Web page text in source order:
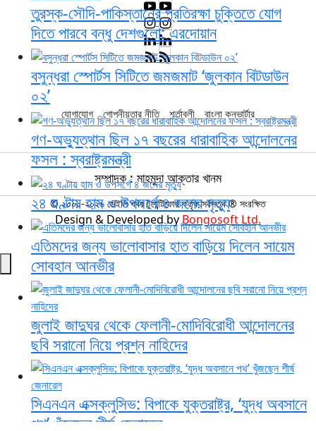
তুরস্ক-সৌদি-পাকিস্তানের প্রতিরক্ষা চুক্তিতে যোগ
দিতে পারবে বন্ধু দেশগুলো: এরদোয়ান
বসুন্ধরা স্পোর্টস সিটিতে জমজমাট ‘জুলকান বিটডাউন
০২’
গণ-অভ্যুত্থান ছিল ১৭ বছরের ধারাবাহিক আন্দোলনের
ফসল : স্বরাষ্ট্রমন্ত্রী
২৪ ঘণ্টায় হাম ও উপসর্গে ৪ জনের মৃত্যু
এতিমদের জন্য ভালোবাসার হাত বাড়িয়ে দিলেন সায়েম
সোবহান আনভীর
জুলাই জাদুঘর থেকে ফেলানী-মোদিবিরোধী আন্দোলনের
ছবি সরানো নিয়ে প্রশ্ন নাহিদের
সিএনএন এক্সক্লুসিভ: বিপাকে যুক্তরাষ্ট্র, ‘যুদ্ধ অবসানে
পথ’ খুঁজছেন শীর্ষ জেনারেল
যোগাযোগ গোপনীয়তার নীতি শর্তাবলী বাংলা কনভার্টার
সম্পাদক : মাহমুদা আক্তার খানম
© ২০০০-২০২৬ ডেইলি খবর টুয়েন্টিফোর কর্তৃক সর্বসত্ব ® সংরক্ষিত
Design & Developed byBongosoft Ltd.